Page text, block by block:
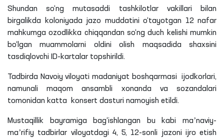
Shundan so‘ng mutasaddi tashkilotlar vakillari bilan
birgalikda koloniyada jazo muddatini o‘tayotgan 12 nafar
mahkumga ozodlikka chiqqandan so‘ng duch kelishi mumkin
bo‘lgan muammolarni oldini olish maqsadida shaxsini
tasdiqlovchi ID-kartalar topshirildi.
Tadbirda Navoiy viloyati madaniyat boshqarmasi ijodkorlari,
namunali maqom ansambli xonanda va sozandalari
tomonidan katta konsert dasturi namoyish etildi.
Mustaqillik bayramiga bag‘ishlangan bu kabi maʼnaviy-
maʼrifiy tadbirlar viloyatdagi 4, 5, 12-sonli jazoni ijro etish